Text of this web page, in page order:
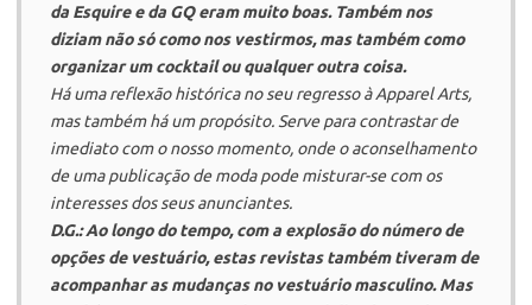
da Esquiree da GQeram muito boas. Também nos
diziam não só como nos vestirmos, mas também como
organizar um cocktail ou qualquer outra coisa.
Há uma reflexão histórica no seu regresso àApparel Arts,
mas também há um propósito. Serve para contrastar de
imediato com o nosso momento, onde o aconselhamento
de uma publicação de moda pode misturar-se com os
interesses dos seus anunciantes.
D.G.: Ao longo do tempo, com a explosão do número de
opções de vestuário, estas revistas também tiveram de
acompanhar as mudanças no vestuário masculino. Mas